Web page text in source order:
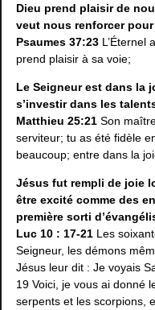
Dieu prend plaisir de
veut nous renforcer pour
Psaumes 37:23 L’Éternel
prend plaisir à sa voie;
Le Seigneur est dans la
s’investir dans les
Matthieu 25:21 Son
serviteur; tu as été fidèle
beaucoup; entre dans la
Jésus fut rempli de joie
être excité comme des
première sorti
Luc 10 : 17-21 Les
Seigneur, les démons
Jésus leur dit : Je voyais
19 Voici, je vous ai donné
serpents et les scorpions,